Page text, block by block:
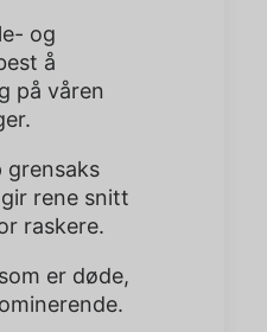
og
å
på våren
grensaks
rene snitt
raskere.
er døde,